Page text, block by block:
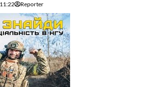
Reporter